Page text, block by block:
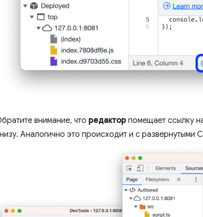
внимание, что редактор помещает ссылку
Аналогично это происходит и с развернутыми